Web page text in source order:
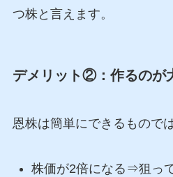
つ株と言えます。
デメリット②：作るのが
恩株は簡単にできるもので
株価が2倍になる⇒狙っ